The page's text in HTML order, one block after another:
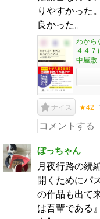
りやすかった
良かった。
わから
４４７)
中屋
ナイス ★42
ぼっちゃん
月夜行路の続
開くためにパ
の作品も出て
は吾輩である